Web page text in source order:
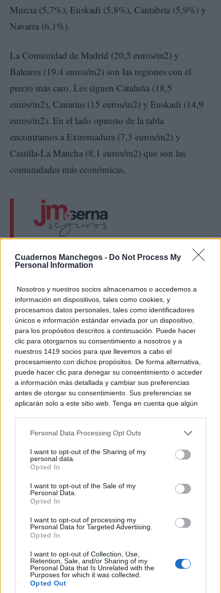
Cuadernos Manchegos - Do Not Process My
Personal Information
Nosotros y nuestros socios almacenamos o accedemos a
información en dispositivos, tales como cookies, y
procesamos datos personales, tales como identificadores
únicos e información estándar enviada por un dispositivo,
para los propósitos descritos a continuación. Puede hacer
clic para otorgarnos su consentimiento a nosotros y a
nuestros 1419 socios para que llevemos a cabo el
procesamiento con dichos propósitos. De forma alternativa,
puede hacer clic para denegar su consentimiento o acceder
a información más detallada y cambiar sus preferencias
antes de otorgar su consentimiento. Sus preferencias se
aplicarán solo a este sitio web. Tenga en cuenta que algún
rechazar tal procesamiento. Puede cambiar sus preferencias
a este sitio y haciendo clic en el botón "Privacidad" en la
parte inferior de la página web.
Please note that this website/app uses one or more Google
services and may gather and store information including but
not limited to your visit or usage behaviour. You may click to
use your data for below specified purposes in below Google
consent section.
Personal Data Processing Opt Outs
I want to opt-out of the Sharing of my
personal data.
Opted In
I want to opt-out of the Sale of my
Personal Data.
Opted In
I want to opt-out of processing my
Personal Data for Targeted Advertising.
Opted In
I want to opt-out of Collection, Use,
Retention, Sale, and/or Sharing of my
Personal Data that Is Unrelated with the
Purposes for which it was collected.
Opted Out
Murcia (5,7%), Euskadi (5,8%), Cantabria (5,9%) y
Navarra (6,1%).
La Comunidad de Madrid (20,5 euros/m2) y
Baleares (19,4 euros/m2) son las regiones con el
precio más caro. Les siguen Cataluña (18,5
euros/m2), Canarias (15 euros/m2) y Euskadi (14,9
euros/m2). En el lado opuesto de la tabla
encontramos a Extremadura (7,3 euros/m2) y
Castilla-La Mancha (8,1 euros/m2) que son las
comunidades más económicas.
Para la realización del índice de precios inmobiliarios
de idealista se analizan los precios de oferta (sobre
metros cuadrados construidos) publicados por los
anunciantes de idealista. En marzo de 2023
mejoramos nuestra metodología para eliminar
productos atípicos y duplicados, tras lo cual se ha
regenerado la serie histórica. Además, se eliminan de
la estadística los anuncios atípicos y con precios fuera
de mercado. Incluimos la tipología de vivienda
unifamiliares (chalets) y descartamos los inmuebles
de cualquier tipología que llevan mucho tiempo en
nuestra base de datos sin obtener interacción de los
usuarios. El dato final se genera utilizando la
mediana de todos los anuncios válidos de cada
mercado.
Datos recopilados y analizados poridealista/data
proptech de idealista que proporciona información